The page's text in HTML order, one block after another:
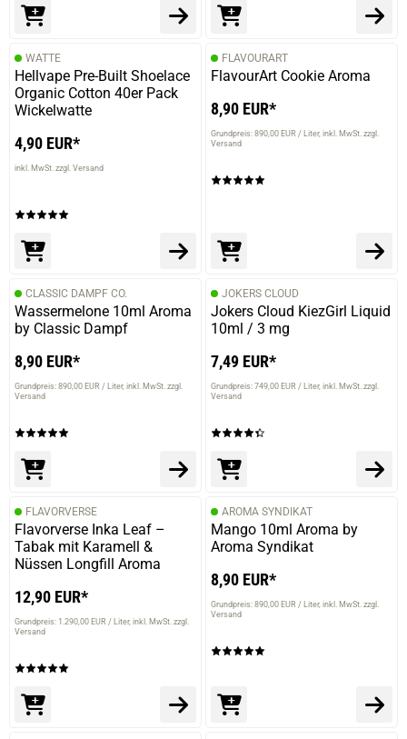
prev next
WATTE
Hellvape Pre-Built Shoelace
Organic Cotton 40er Pack
Wickelwatte
4,90 EUR*
inkl. MwSt. zzgl. Versand
FLAVOURART
FlavourArt Cookie Aroma
8,90 EUR*
Grundpreis: 890,00 EUR / Liter inkl. MwSt. zzgl.
Versand
CLASSIC DAMPF CO.
Wassermelone 10ml Aroma
by Classic Dampf
8,90 EUR*
Grundpreis: 890,00 EUR / Liter inkl. MwSt. zzgl.
Versand
JOKERS CLOUD
Jokers Cloud KiezGirl Liquid
10ml / 3 mg
7,49 EUR*
Grundpreis: 749,00 EUR / Liter inkl. MwSt. zzgl.
Versand
FLAVORVERSE
Flavorverse Inka Leaf –
Tabak mit Karamell &
Nüssen Longfill Aroma
12,90 EUR*
Grundpreis: 1.290,00 EUR / Liter inkl. MwSt. zzgl.
Versand
AROMA SYNDIKAT
Mango 10ml Aroma by
Aroma Syndikat
8,90 EUR*
Grundpreis: 890,00 EUR / Liter inkl. MwSt. zzgl.
Versand